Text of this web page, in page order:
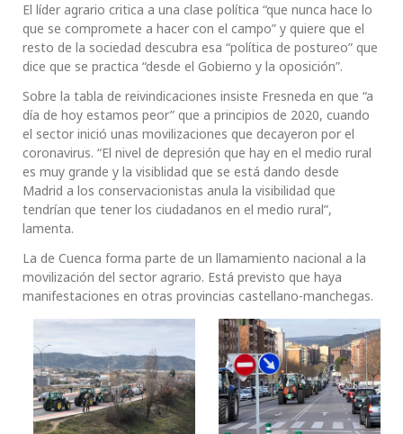
El líder agrario critica a una clase política “que nunca hace lo
que se compromete a hacer con el campo” y quiere que el
resto de la sociedad descubra esa “política de postureo” que
dice que se practica “desde el Gobierno y la oposición”.
Sobre la tabla de reivindicaciones insiste Fresneda en que “a
día de hoy estamos peor” que a principios de 2020, cuando
el sector inició unas movilizaciones que decayeron por el
coronavirus. “El nivel de depresión que hay en el medio rural
es muy grande y la visiblidad que se está dando desde
Madrid a los conservacionistas anula la visibilidad que
tendrían que tener los ciudadanos en el medio rural”,
lamenta.
La de Cuenca forma parte de un llamamiento nacional a la
movilización del sector agrario. Está previsto que haya
manifestaciones en otras provincias castellano-manchegas.